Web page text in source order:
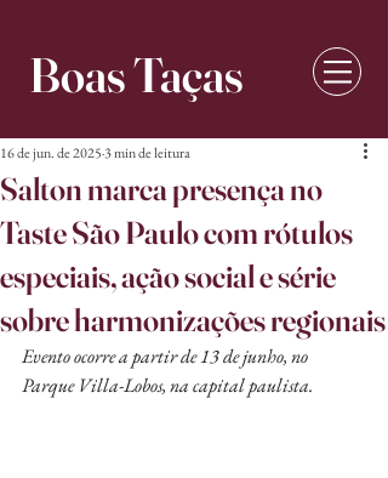
Boas Taças
Salton marca presença no
Taste São Paulo com rótulos
especiais, ação social e série
sobre harmonizações regionais
16 de jun. de 20253 min de leitura
Evento ocorre a partir de 13 de junho, no
Parque Villa-Lobos, na capital paulista.